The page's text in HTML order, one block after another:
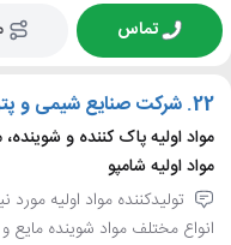
تماس
22. شرکت صنایع شیمی و
مواد اولیه پاک کننده و
مواد اولیه شامپو
تولیدکننده مواد اولیه
انواع مختلف مواد شوینده مایع